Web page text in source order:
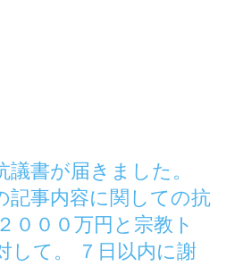
議書が届きました。
記事内容に関しての抗
０００万円と宗教ト
して。 ７日以内に謝